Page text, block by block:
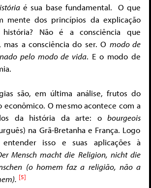
é sua base fundamental. O que
mente dos princípios da explicação
história? Não é a consciência que
a consciência do ser. O modo de
pelo modo de vida. E o modo de
são, em última análise, frutos do
econômico. O mesmo acontece com a
da história da arte: o bourgeois
na Grã-Bretanha e França. Logo
entender isso e suas aplicações à
Mensch macht die Religion, nicht die
(o homem faz a religião, não a
[5]